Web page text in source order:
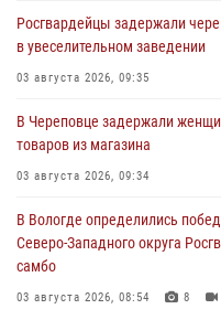
Росгвардейцы задержали
в увеселительном заведении
03 августа 2026, 09:35
В Череповце задержали
товаров из магазина
03 августа 2026, 09:34
В Вологде определились
Северо-Западного округа
самбо
03 августа 2026, 08:54 8